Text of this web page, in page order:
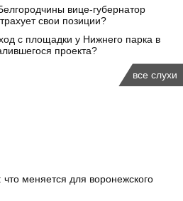
вице-губернатор
свои позиции?
с площадки у Нижнего парка в
проекта?
все слухи
что меняется для воронежского